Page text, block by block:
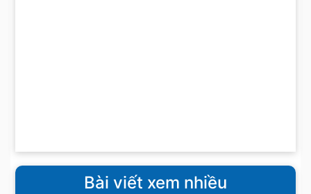
Bài viết xem nhiều